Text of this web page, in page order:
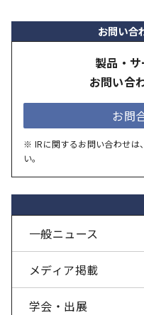
お問い合
製品・
お問い合
お問
※ IRに関するお問い合わせは
い。
一般ニュース
メディア掲載
学会・出展